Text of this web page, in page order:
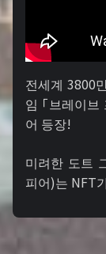
전세계 3800
임 「브레이
어 등장!
미려한 도트
피어)는 NFT